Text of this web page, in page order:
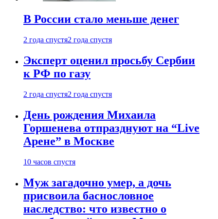
В России стало меньше денег
2 года спустя2 года спустя
Эксперт оценил просьбу Сербии
к РФ по газу
2 года спустя2 года спустя
День рождения Михаила
Горшенева отпразднуют на “Live
Арене” в Москве
10 часов спустя
Муж загадочно умер, а дочь
присвоила баснословное
наследство: что известно о